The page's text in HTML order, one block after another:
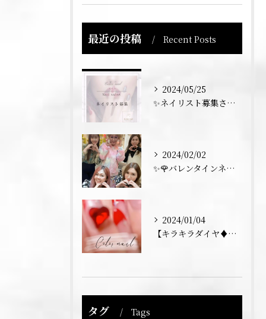
最近の投稿 Recent Posts
2024/05/25
✨ネイリスト募集させていただきます💅✨
2024/02/02
✨🌹バレンタインネイル トーク💅✨
2024/01/04
【キラキラダイヤ♦️フレンチネイル】
タグ Tags